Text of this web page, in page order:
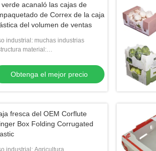
verde acanaló las cajas de
de Correx de la caja
del volumen de ventas
industrial: muchas industrias
material:
Obtenga el mejor precio
fresca del OEM Corflute
Box Folding Corrugated
industrial: Agricultura